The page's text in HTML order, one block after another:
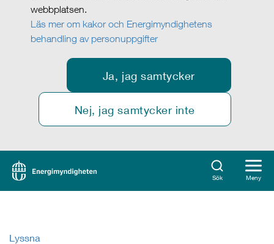
webbplatsen.
Läs mer om kakor och Energimyndighetens
behandling av personuppgifter
Ja, jag samtycker
Nej, jag samtycker inte
Sök Meny
Lyssna